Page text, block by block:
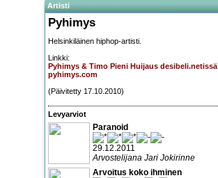
Artisti
Pyhimys
Helsinkiläinen hiphop-artisti.
Linkki:
Pyhimys & Timo Pieni Huijaus desibeli.netissä
pyhimys.com
(Päivitetty 17.10.2010)
Levyarviot
Paranoid
29.12.2011
Arvostelijana Jari Jokirinne
Arvoitus koko ihminen